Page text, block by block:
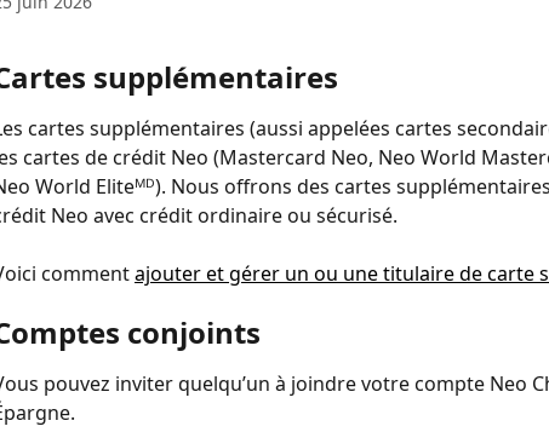
supplémentaires
cartes supplémentaires (aussi appelées cartes
cartes de crédit Neo (Mastercard Neo, Neo World
World Eliteᴹᴰ). Nous offrons des cartes
Neo avec crédit ordinaire ou sécurisé.
comment ajouter et gérer un ou une titulaire de carte
conjoints
pouvez inviter quelqu’un à joindre votre compte Neo